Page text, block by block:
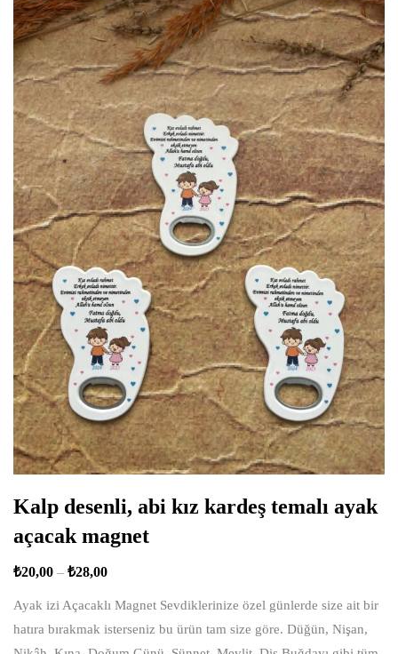
Kalp desenli, abi kız kardeş temalı ayak
açacak magnet
₺20,00 – ₺28,00
Ayak izi Açacaklı Magnet Sevdiklerinize özel günlerde size ait bir
hatıra bırakmak isterseniz bu ürün tam size göre. Düğün, Nişan,